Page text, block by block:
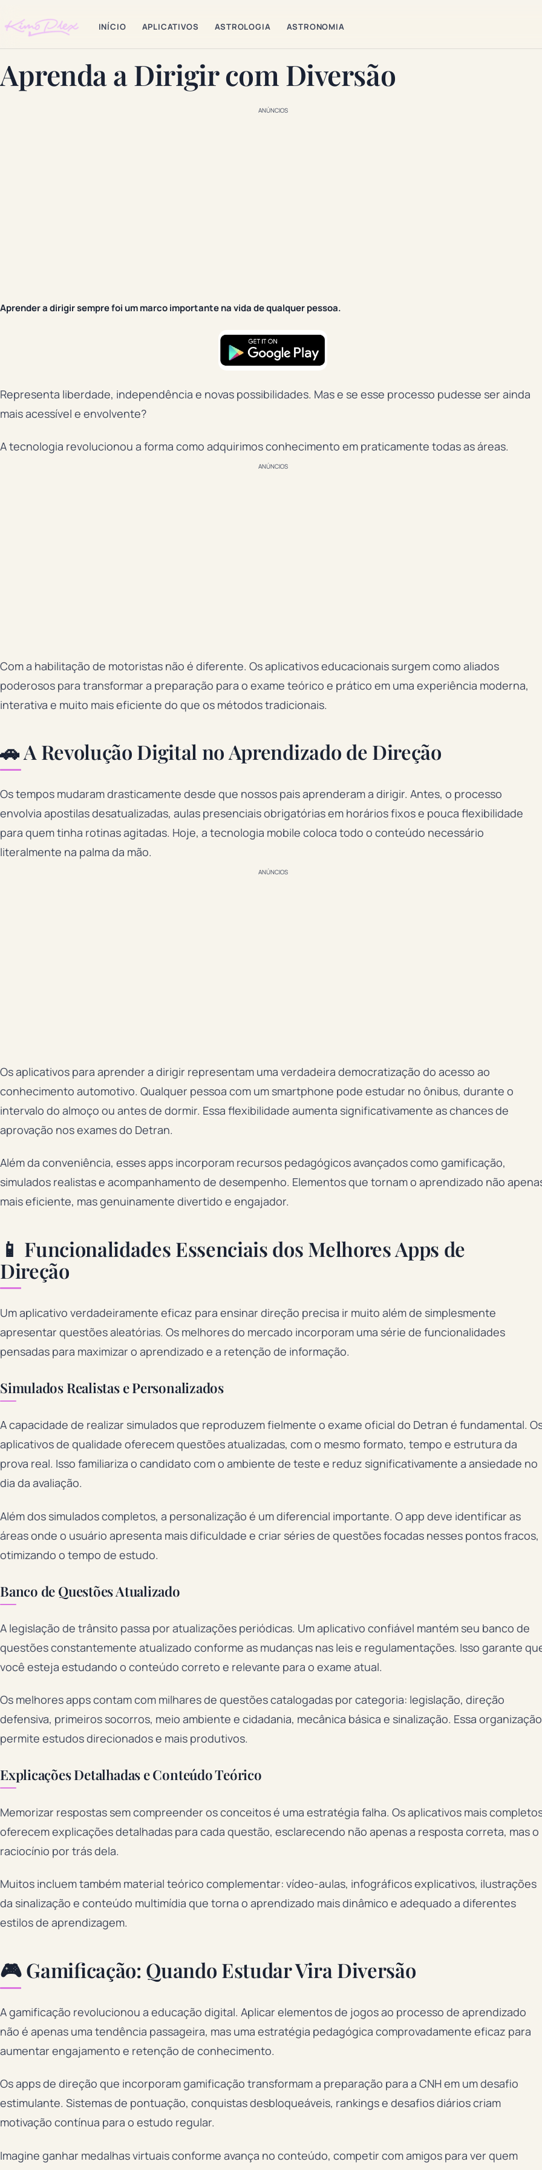
INÍCIO APLICATIVOS ASTROLOGIA ASTRONOMIA
Aprenda a Dirigir com Diversão
ANÚNCIOS
Aprender a dirigir sempre foi um marco importante na vida de qualquer pessoa.
Representa liberdade, independência e novas possibilidades. Mas e se esse processo pudesse ser ainda
mais acessível e envolvente?
A tecnologia revolucionou a forma como adquirimos conhecimento em praticamente todas as áreas.
ANÚNCIOS
Com a habilitação de motoristas não é diferente. Os aplicativos educacionais surgem como aliados
poderosos para transformar a preparação para o exame teórico e prático em uma experiência moderna,
interativa e muito mais eficiente do que os métodos tradicionais.
🚗 A Revolução Digital no Aprendizado de Direção
Os tempos mudaram drasticamente desde que nossos pais aprenderam a dirigir. Antes, o processo
envolvia apostilas desatualizadas, aulas presenciais obrigatórias em horários fixos e pouca flexibilidade
para quem tinha rotinas agitadas. Hoje, a tecnologia mobile coloca todo o conteúdo necessário
literalmente na palma da mão.
ANÚNCIOS
Os aplicativos para aprender a dirigir representam uma verdadeira democratização do acesso ao
conhecimento automotivo. Qualquer pessoa com um smartphone pode estudar no ônibus, durante o
intervalo do almoço ou antes de dormir. Essa flexibilidade aumenta significativamente as chances de
aprovação nos exames do Detran.
Além da conveniência, esses apps incorporam recursos pedagógicos avançados como gamificação,
simulados realistas e acompanhamento de desempenho. Elementos que tornam o aprendizado não
mais eficiente, mas genuinamente divertido e engajador.
📱 Funcionalidades Essenciais dos Melhores Apps de
Direção
Um aplicativo verdadeiramente eficaz para ensinar direção precisa ir muito além de simplesmente
apresentar questões aleatórias. Os melhores do mercado incorporam uma série de funcionalidades
pensadas para maximizar o aprendizado e a retenção de informação.
Simulados Realistas e Personalizados
A capacidade de realizar simulados que reproduzem fielmente o exame oficial do Detran é fundamental.
aplicativos de qualidade oferecem questões atualizadas, com o mesmo formato, tempo e estrutura da
prova real. Isso familiariza o candidato com o ambiente de teste e reduz significativamente a ansiedade no
dia da avaliação.
Além dos simulados completos, a personalização é um diferencial importante. O app deve identificar as
áreas onde o usuário apresenta mais dificuldade e criar séries de questões focadas nesses pontos fracos,
otimizando o tempo de estudo.
Banco de Questões Atualizado
A legislação de trânsito passa por atualizações periódicas. Um aplicativo confiável mantém seu banco de
questões constantemente atualizado conforme as mudanças nas leis e regulamentações. Isso garante
você esteja estudando o conteúdo correto e relevante para o exame atual.
Os melhores apps contam com milhares de questões catalogadas por categoria: legislação, direção
defensiva, primeiros socorros, meio ambiente e cidadania, mecânica básica e sinalização. Essa organização
permite estudos direcionados e mais produtivos.
Explicações Detalhadas e Conteúdo Teórico
Memorizar respostas sem compreender os conceitos é uma estratégia falha. Os aplicativos mais
oferecem explicações detalhadas para cada questão, esclarecendo não apenas a resposta correta, mas o
raciocínio por trás dela.
Muitos incluem também material teórico complementar: vídeo-aulas, infográficos explicativos, ilustrações
da sinalização e conteúdo multimídia que torna o aprendizado mais dinâmico e adequado a diferentes
estilos de aprendizagem.
🎮 Gamificação: Quando Estudar Vira Diversão
A gamificação revolucionou a educação digital. Aplicar elementos de jogos ao processo de aprendizado
não é apenas uma tendência passageira, mas uma estratégia pedagógica comprovadamente eficaz para
aumentar engajamento e retenção de conhecimento.
Os apps de direção que incorporam gamificação transformam a preparação para a CNH em um desafio
estimulante. Sistemas de pontuação, conquistas desbloqueáveis, rankings e desafios diários criam
motivação contínua para o estudo regular.
Imagine ganhar medalhas virtuais conforme avança no conteúdo, competir com amigos para ver quem